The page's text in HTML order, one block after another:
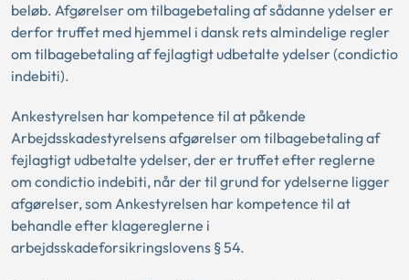
beløb. Afgørelser om tilbagebetaling af sådanne ydelser er
derfor truffet med hjemmel i dansk rets almindelige regler
om tilbagebetaling af fejlagtigt udbetalte ydelser (condictio
indebiti).
Ankestyrelsen har kompetence til at påkende
Arbejdsskadestyrelsens afgørelser om tilbagebetaling af
fejlagtigt udbetalte ydelser, der er truffet efter reglerne
om condictio indebiti, når der til grund for ydelserne ligger
afgørelser, som Ankestyrelsen har kompetence til at
behandle efter klagereglerne i
arbejdsskadeforsikringslovens § 54.